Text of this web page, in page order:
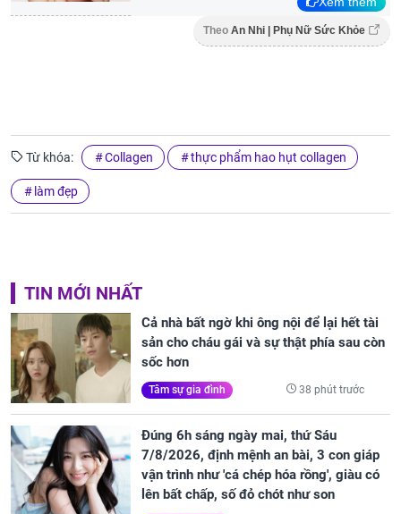
Theo An Nhi | Phụ Nữ Sức Khỏe
Từ khóa: Collagen thực phẩm hao hụt collagen
làm đẹp
TIN MỚI NHẤT
Cả nhà bất ngờ khi ông nội để lại hết tài
sản cho cháu gái và sự thật phía sau còn
sốc hơn
Tâm sự gia đình 38 phút trước
Đúng 6h sáng ngày mai, thứ Sáu
7/8/2026, định mệnh an bài, 3 con giáp
vận trình như 'cá chép hóa rồng', giàu có
lên bất chấp, số đỏ chót như son